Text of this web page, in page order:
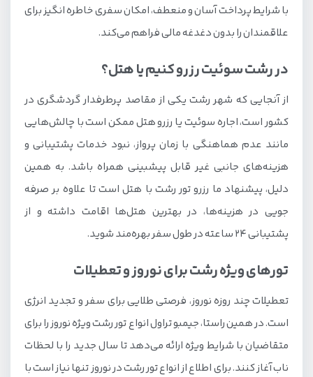
با شرایط پرداخت آسان و منعطف، امکان سفری خاطره انگیز برای
علاقمندان را بدون دغدغه مالی فراهم می‌کند.
در رشت سوئیت رزرو کنیم یا هتل؟
از آنجایی که شهر رشت یکی از مقاصد پرطرفدار گردشگری در
کشور است، اجاره سوئیت یا رزرو هتل ممکن است با چالش‌هایی
مانند عدم هماهنگی با زمان پرواز، نبود خدمات پشتیبانی و
هزینه‌های جانبی غیر قابل پیشبینی همراه باشد. به همین
دلیل، پیشنهاد ما رزرو تور رشت با هتل است تا علاوه بر صرفه
جویی در هزینه‌ها، در بهترین هتل‌ها اقامت داشته و از
پشتیبانی 24 ساعته در طول سفر بهره‌مند شوید.
تورهای ویژه رشت برای نوروز و تعطیلات
تعطیلات چند روزه نوروز، فرصتی طلایی برای سفر و تجدید انرژی
است. در همین راستا، جیمبو تراول انواع تور رشت ویژه نوروز را برای
متقاضیان با شرایط ویژه ارائه می‌دهد تا سال جدید را با لحظات
ناب آغاز کنند. برای اطلاع از انواع تور رشت در نوروز تنها نیاز است با